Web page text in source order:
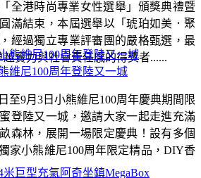
全港時尚專業女性選舉」頒獎典禮暨
滿結束，本屆選舉以「琥珀如美．聚
經過獨立專業評審團的嚴格甄選，最
實力與社會責任感的得獎者......
維尼100周年登陸又一城
至9月3日小熊維尼100周年慶典期間限
登陸又一城，邀請大家一起走進充滿
森林，展開一場限定慶典！設有多個
家小熊維尼100周年限定精品，DIY香